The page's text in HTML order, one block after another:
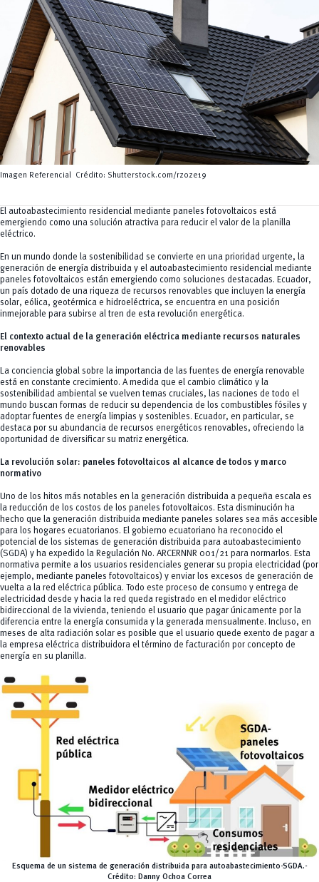
CEISH
Propiedad intelectual
Imagen Referencial Crédito: Shutterstock.com/rzoze19
El autoabastecimiento residencial mediante paneles fotovoltaicos está
emergiendo como una solución atractiva para reducir el valor de la planilla
eléctrico.
En un mundo donde la sostenibilidad se convierte en una prioridad urgente, la
generación de energía distribuida y el autoabastecimiento residencial mediante
paneles fotovoltaicos están emergiendo como soluciones destacadas. Ecuador,
un país dotado de una riqueza de recursos renovables que incluyen la energía
solar, eólica, geotérmica e hidroeléctrica, se encuentra en una posición
inmejorable para subirse al tren de esta revolución energética.
El contexto actual de la generación eléctrica mediante recursos naturales
renovables
La conciencia global sobre la importancia de las fuentes de energía renovable
está en constante crecimiento. A medida que el cambio climático y la
sostenibilidad ambiental se vuelven temas cruciales, las naciones de todo el
mundo buscan formas de reducir su dependencia de los combustibles fósiles y
adoptar fuentes de energía limpias y sostenibles. Ecuador, en particular, se
destaca por su abundancia de recursos energéticos renovables, ofreciendo la
oportunidad de diversificar su matriz energética.
La revolución solar: paneles fotovoltaicos al alcance de todos y marco
normativo
Uno de los hitos más notables en la generación distribuida a pequeña escala es
la reducción de los costos de los paneles fotovoltaicos. Esta disminución ha
hecho que la generación distribuida mediante paneles solares sea más accesible
para los hogares ecuatorianos. El gobierno ecuatoriano ha reconocido el
potencial de los sistemas de generación distribuida para autoabastecimiento
(SGDA) y ha expedido la Regulación No. ARCERNNR 001/21 para normarlos. Esta
normativa permite a los usuarios residenciales generar su propia electricidad (por
ejemplo, mediante paneles fotovoltaicos) y enviar los excesos de generación de
vuelta a la red eléctrica pública. Todo este proceso de consumo y entrega de
electricidad desde y hacia la red queda registrado en el medidor eléctrico
bidireccional de la vivienda, teniendo el usuario que pagar únicamente por la
diferencia entre la energía consumida y la generada mensualmente. Incluso, en
meses de alta radiación solar es posible que el usuario quede exento de pagar a
la empresa eléctrica distribuidora el término de facturación por concepto de
energía en su planilla.
Esquema de un sistema de generación distribuida para autoabastecimiento-SGDA.-
Crédito: Danny Ochoa Correa